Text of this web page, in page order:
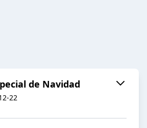
de Navidad
22